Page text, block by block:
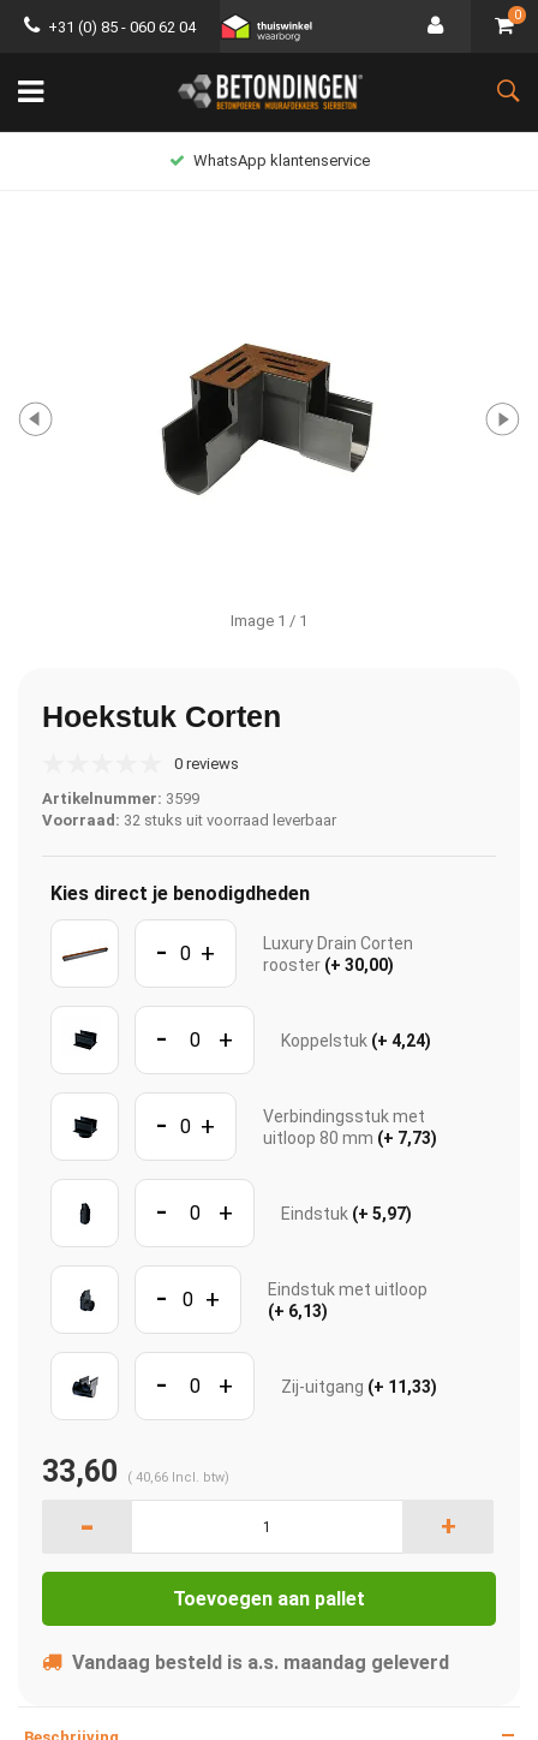
+31 (0) 85 - 060 62 04
0
WhatsApp klantenservice
Image 1 / 1
Hoekstuk Corten
0 reviews
Artikelnummer: 3599
Voorraad: 32 stuks uit voorraad leverbaar
Kies direct je benodigdheden
- +
Luxury Drain Corten
rooster (+ 30,00)
- + Koppelstuk (+ 4,24)
- +
Verbindingsstuk met
uitloop 80 mm (+ 7,73)
- + Eindstuk (+ 5,97)
- +
Eindstuk met uitloop
(+ 6,13)
- + Zij-uitgang (+ 11,33)
33,60 ( 40,66 Incl. btw)
- +
Toevoegen aan pallet
Vandaag besteld is a.s. maandag geleverd